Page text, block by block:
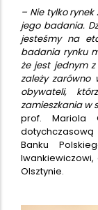
– Nie tylko
jego badania.
jesteśmy na
badania rynku
że jest jednym
zależy zarówno
obywateli,
zamieszkania w
prof. Mariola
Banku
Iwankiewiczowi,
Olsztynie.